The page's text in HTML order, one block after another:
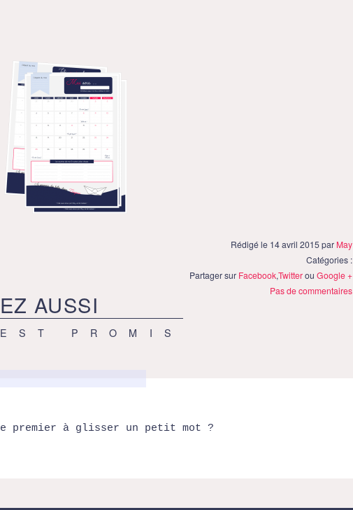
Rédigé le 14 avril 2015 par May
Catégories :
Partager sur Facebook,TwitterouGoogle +
Pas de commentaires
AUSSI
PROMIS
premier à glisser un petit mot ?